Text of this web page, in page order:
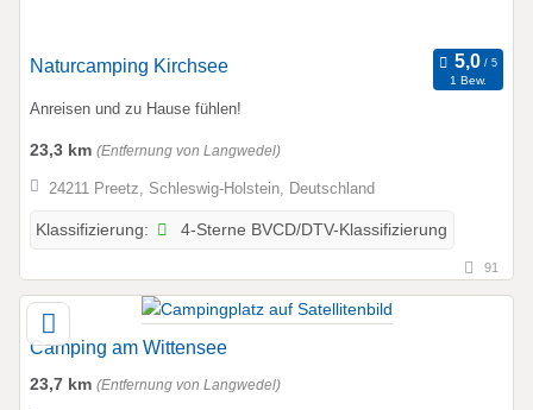
Naturcamping Kirchsee
1 Bew.
Anreisen und zu Hause fühlen!
23,3 km (Entfernung von Langwedel)
24211 Preetz, Schleswig-Holstein, Deutschland
Klassifizierung: 4-Sterne BVCD/DTV-Klassifizierung
91
Camping am Wittensee
23,7 km (Entfernung von Langwedel)